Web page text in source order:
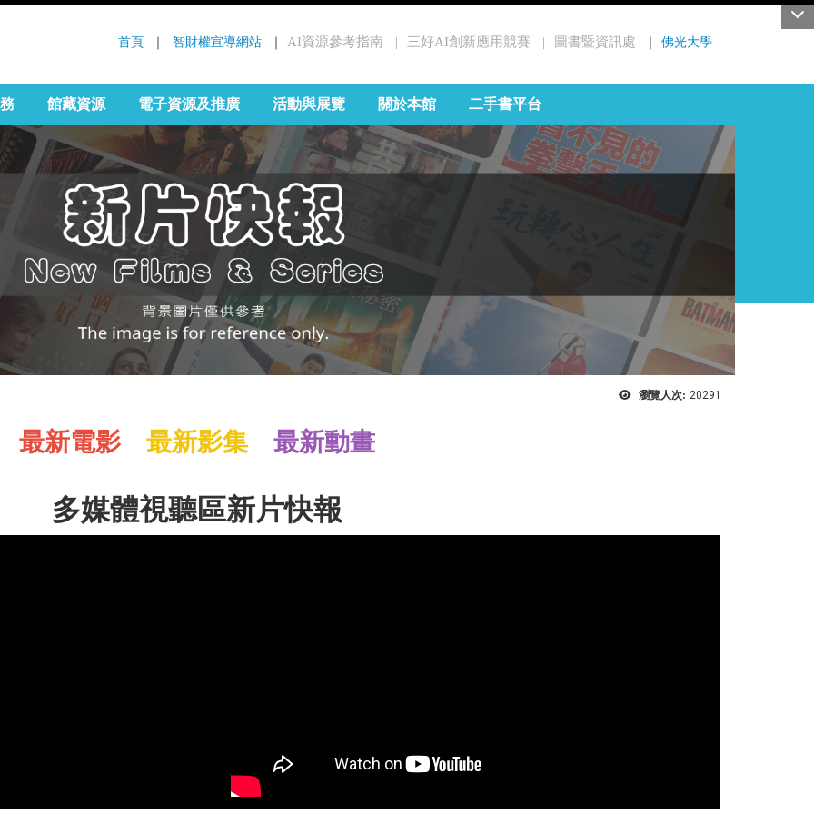
首頁 ｜ 智財權宣導網站 ｜ AI資源參考指南 三好AI創新應用競賽 圖書暨資訊處 ｜ 佛光大學
:::
館藏資源 電子資源及推廣 活動與展覽 關於本館 二手書平台
瀏覽人次: 20291
最新電影 最新影集 最新動畫
多媒體視聽區新片快報